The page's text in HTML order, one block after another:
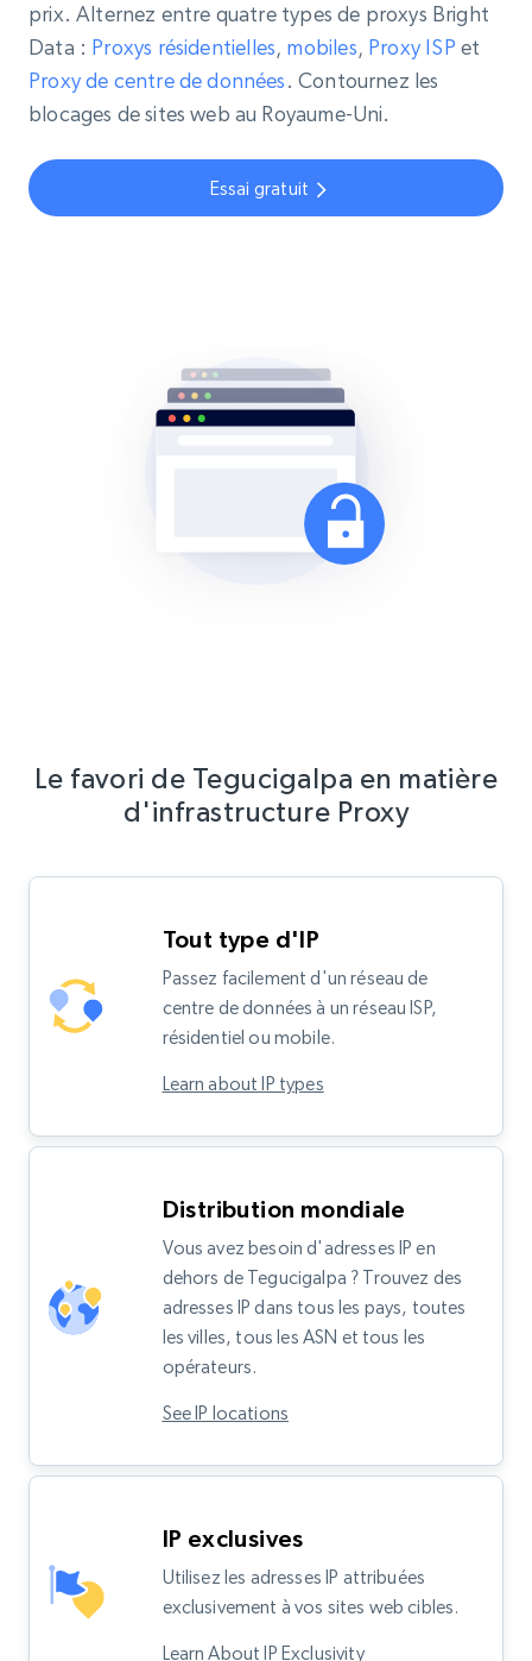
prix. Alternez entre quatre types de proxys Bright
Data : Proxys résidentielles, mobiles, Proxy ISP et
Proxy de centre de données. Contournez les
blocages de sites web au Royaume-Uni.
Essai gratuit
Le favori de Tegucigalpa en matière
d'infrastructure Proxy
Tout type d'IP
Passez facilement d'un réseau de
centre de données à un réseau ISP,
résidentiel ou mobile.
Learn about IP types
Distribution mondiale
Vous avez besoin d'adresses IP en
dehors de Tegucigalpa ? Trouvez des
adresses IP dans tous les pays, toutes
les villes, tous les ASN et tous les
opérateurs.
See IP locations
IP exclusives
Utilisez les adresses IP attribuées
exclusivement à vos sites web cibles.
Learn About IP Exclusivity